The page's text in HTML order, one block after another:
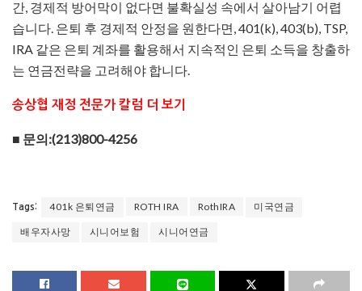
간, 경제적 방어막이 없다면 불확실성 속에서 살아남기 어렵
습니다. 은퇴 후 경제적 안정을 원한다면, 401(k), 403(b), TSP,
IRA 같은 은퇴 계좌를 활용해서 지속적인 은퇴 소득을 창출하
는 연금전략을 고려해야 합니다.
송상협 재정 전문가 칼럼 더 보기
■ 문의:(213)800-4256
Tags: 401k 은퇴연금 ROTH IRA RothIRA 미국연금
배우자사망 시니어보험 시니어연금